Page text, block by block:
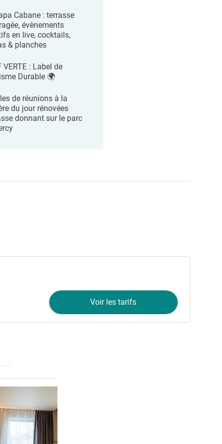
Cabane : terrasse
évènements
en live, cocktails,
& planches
VERTE : Label de
Durable 🌍
de réunions à la
du jour rénovées
donnant sur le parc
Voir les tarifs